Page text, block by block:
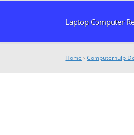
Laptop Computer
Home ›Computerhulp